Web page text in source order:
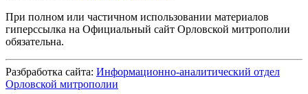
При полном или частичном использовании материалов
гиперссылка на Официальный сайт Орловской митрополии
обязательна.
Разбработка сайта: Информационно-аналитический отдел
Орловской митрополии